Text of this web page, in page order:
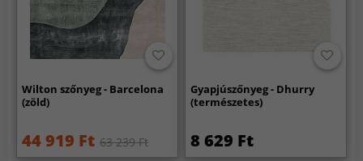
Wilton szőnyeg - Barcelona
(zöld)
44 919 Ft 63 239 Ft
Gyapjúszőnyeg - Dhurry
(természetes)
8 629 Ft